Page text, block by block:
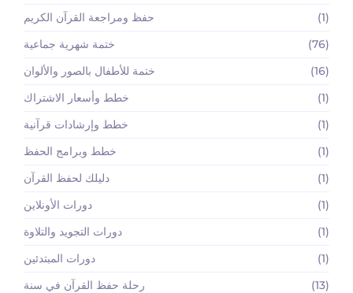
حفظ ومراجعة القرآن الكريم
(1)
ختمة شهرية جماعية
(76)
ختمة للأطفال بالصور والألوان
(16)
خطط وأسعار الاشتراك
(1)
خطط وإرشادات قرآنية
(1)
خطط وبرامج الحفظ
(1)
دليلك لحفظ القرآن
(1)
دورات الأونلاين
(1)
دورات التجويد والتلاوة
(1)
دورات المبتدئين
(1)
رحلة حفظ القرآن في سنة
(13)